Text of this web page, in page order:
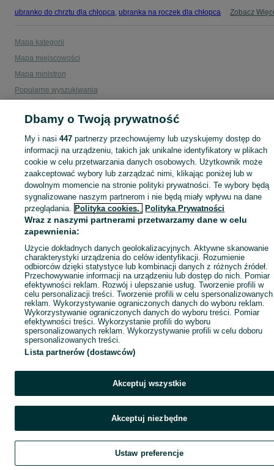
ubranko do chrztu dla chłopca, ubranka na roczek dla chłopca Zobacz
Mapa kategorii
Mapa miejscowości
Mapa ministron
Popularne wyszukiwania
Szukaj Obserwujesz Dodaj Czat
Dbamy o Twoją prywatność
My i nasi447 partnerzy przechowujemy lub uzyskujemy dostęp do
informacji na urządzeniu, takich jak unikalne identyfikatory w plikach
cookie w celu przetwarzania danych osobowych. Użytkownik może
zaakceptować wybory lub zarządzać nimi, klikając poniżej lub w
dowolnym momencie na stronie polityki prywatności. Te wybory będą
sygnalizowane naszym partnerom i nie będą miały wpływu na dane
przeglądania. Polityka cookies, Polityka Prywatności
Wraz z naszymi partnerami przetwarzamy dane w celu
zapewnienia:
Użycie dokładnych danych geolokalizacyjnych. Aktywne skanowanie
charakterystyki urządzenia do celów identyfikacji. Rozumienie
odbiorców dzięki statystyce lub kombinacji danych z różnych źródeł.
Przechowywanie informacji na urządzeniu lub dostęp do nich. Pomiar
efektywności reklam. Rozwój i ulepszanie usług. Tworzenie profili w
celu personalizacji treści. Tworzenie profili w celu spersonalizowanych
reklam. Wykorzystywanie ograniczonych danych do wyboru reklam.
Wykorzystywanie ograniczonych danych do wyboru treści. Pomiar
efektywności treści. Wykorzystanie profili do wyboru
spersonalizowanych reklam. Wykorzystywanie profili w celu doboru
spersonalizowanych treści.
Lista partnerów (dostawców)
Akceptuj wszystkie
Akceptuj niezbędne
Ustaw preferencje